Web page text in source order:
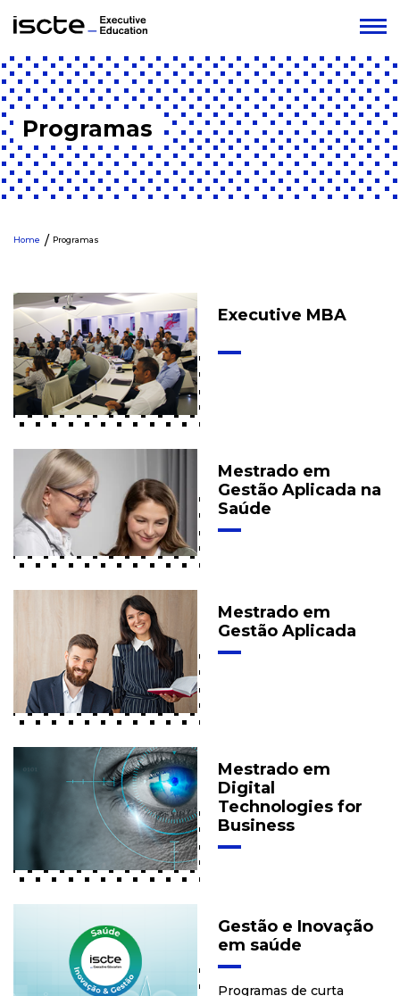
Programas
Home Programas
Executive MBA
Mestrado em
Gestão Aplicada na
Saúde
Mestrado em
Gestão Aplicada
Mestrado em
Digital
Technologies for
Business
Gestão e Inovação
em saúde
Programas de curta